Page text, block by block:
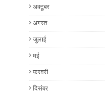
अक्टूबर
अगस्त
जुलाई
मई
फ़रवरी
दिसंबर